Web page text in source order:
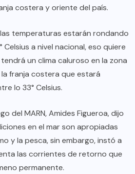
costera y oriente del país.
temperaturas estarán rondando
Celsius a nivel nacional, eso quiere
un clima caluroso en la zona
franja costera que estará
lo 33° Celsius.
del MARN, Amides Figueroa, dijo
en el mar son apropiadas
y la pesca, sin embargo, instó a
las corrientes de retorno que
permanente.